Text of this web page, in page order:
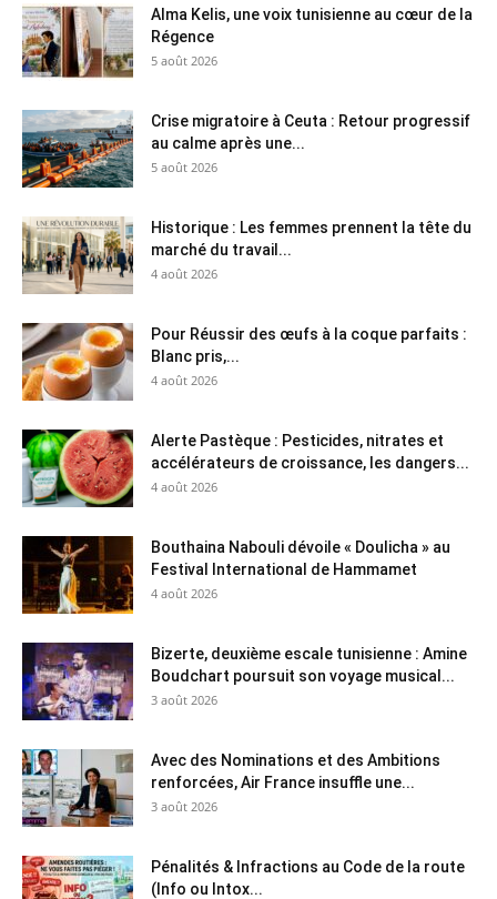
Alma Kelis, une voix tunisienne au cœur de la
Régence
5 août 2026
Crise migratoire à Ceuta : Retour progressif
au calme après une...
5 août 2026
Historique : Les femmes prennent la tête du
marché du travail...
4 août 2026
Pour Réussir des œufs à la coque parfaits :
Blanc pris,...
4 août 2026
Alerte Pastèque : Pesticides, nitrates et
accélérateurs de croissance, les dangers...
4 août 2026
Bouthaina Nabouli dévoile « Doulicha » au
Festival International de Hammamet
4 août 2026
Bizerte, deuxième escale tunisienne : Amine
Boudchart poursuit son voyage musical...
3 août 2026
Avec des Nominations et des Ambitions
renforcées, Air France insuffle une...
3 août 2026
Pénalités & Infractions au Code de la route
(Info ou Intox...